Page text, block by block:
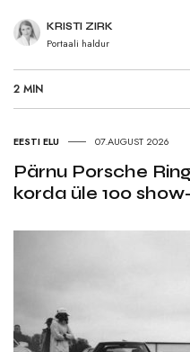
KRISTI ZIRK
Portaali haldur
2 MIN
EESTI ELU 07.AUGUST 2026
Pärnu Porsche
korda üle 100